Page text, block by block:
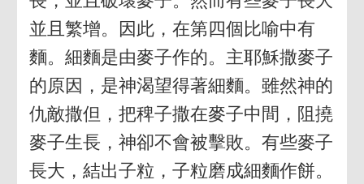
並且繁增。因此，在第四個比喻中有
麵。細麵是由麥子作的。主耶穌撒麥子
的原因，是神渴望得著細麵。雖然神的
仇敵撒但，把稗子撒在麥子中間，阻撓
麥子生長，神卻不會被擊敗。有些麥子
長大，結出子粒，子粒磨成細麵作餅。